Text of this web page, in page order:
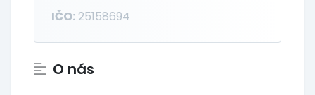
O nás
IČO: 25158694